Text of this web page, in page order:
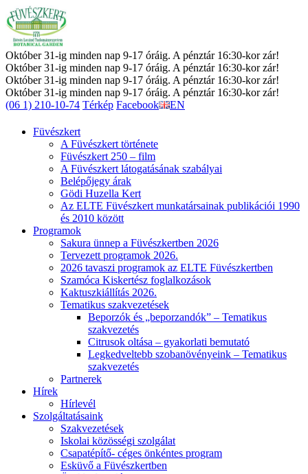
Október 31-ig minden nap 9-17 óráig. A pénztár 16:30-kor zár!
Október 31-ig minden nap 9-17 óráig. A pénztár 16:30-kor zár!
Október 31-ig minden nap 9-17 óráig. A pénztár 16:30-kor zár!
Október 31-ig minden nap 9-17 óráig. A pénztár 16:30-kor zár!
(06 1) 210-10-74 Térkép Facebook EN
Füvészkert
A Füvészkert története
Füvészkert 250 – film
A Füvészkert látogatásának szabályai
Belépőjegy árak
Gödi Huzella Kert
Az ELTE Füvészkert munkatársainak publikációi 1990
és 2010 között
Programok
Sakura ünnep a Füvészkertben 2026
Tervezett programok 2026.
2026 tavaszi programok az ELTE Füvészkertben
Szamóca Kiskertész foglalkozások
Kaktuszkiállítás 2026.
Tematikus szakvezetések
Beporzók és „beporzandók” – Tematikus
szakvezetés
Citrusok oltása – gyakorlati bemutató
Legkedveltebb szobanövényeink – Tematikus
szakvezetés
Partnerek
Hírek
Hírlevél
Szolgáltatásaink
Szakvezetések
Iskolai közösségi szolgálat
Csapatépítő- céges önkéntes program
Esküvő a Füvészkertben